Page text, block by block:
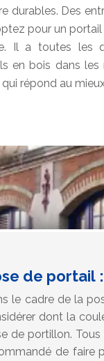
durables. Des
pour un portail
Il a toutes les
en bois dans les
répond au
de portail
le cadre de la
dont la
de portillon.
de faire